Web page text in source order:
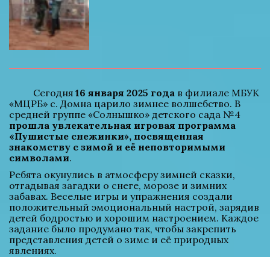
          Сегодня
16 января 2025 года в филиале МБУК
«МЦРБ» с. Домна царило зимнее волшебство. В
прошла увлекательная игровая программа
«Пушистые снежинки», посвященная
знакомству с зимой и её неповторимыми
символами.
Ребята окунулись в атмосферу зимней сказки,
отгадывая загадки о снеге, морозе и зимних
забавах. Веселые игры и упражнения создали
положительный эмоциональный настрой, зарядив
детей бодростью и хорошим настроением. Каждое
задание было продумано так, чтобы закрепить
представления детей о зиме и её природных
явлениях.